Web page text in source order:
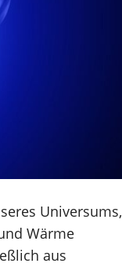
Universums,
Wärme
aus